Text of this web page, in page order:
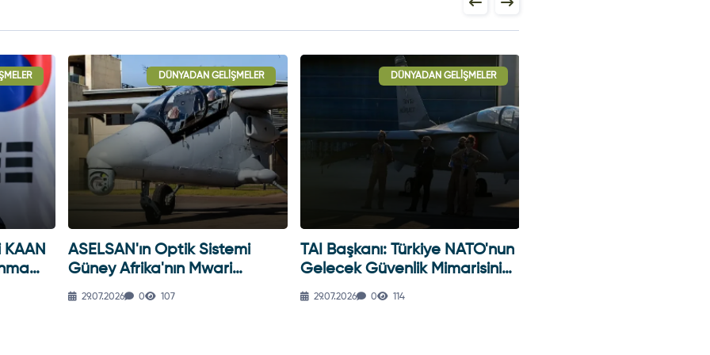
DÜNYADAN GELIŞMELER
ASELSAN'ın Optik Sistemi
Güney Afrika'nın Mwari
Uçağına Entegre Edildi
29.07.2026 0 107
DÜNYADAN GELIŞMELER
TAI Başkanı: Türkiye NATO'nun
Gelecek Güvenlik Mimarisini
Şekillendiriyor
29.07.2026 0 114